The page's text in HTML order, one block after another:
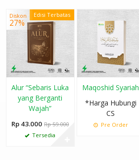
Edisi Terbatas
Diskon
27%
Alur “Sebaris Luka
yang Berganti
Wajah”
Rp 43.000 Rp 59.000
Tersedia
Maqoshid Syariah
*Harga Hubungi
CS
Pre Order